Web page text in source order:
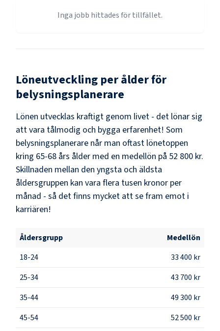
Inga jobb hittades för tillfället.
Löneutveckling per ålder för
belysningsplanerare
Lönen utvecklas kraftigt genom livet - det lönar sig
att vara tålmodig och bygga erfarenhet! Som
belysningsplanerare når man oftast lönetoppen
kring 65-68 års ålder med en medellön på 52 800 kr.
Skillnaden mellan den yngsta och äldsta
åldersgruppen kan vara flera tusen kronor per
månad - så det finns mycket att se fram emot i
karriären!
Åldersgrupp
Medellön
18-24
33 400 kr
25-34
43 700 kr
35-44
49 300 kr
45-54
52 500 kr